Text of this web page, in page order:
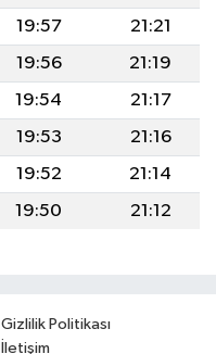
19:57
21:21
19:56
21:19
19:54
21:17
19:53
21:16
19:52
21:14
19:50 21:12
Gizlilik Politikası
İletişim